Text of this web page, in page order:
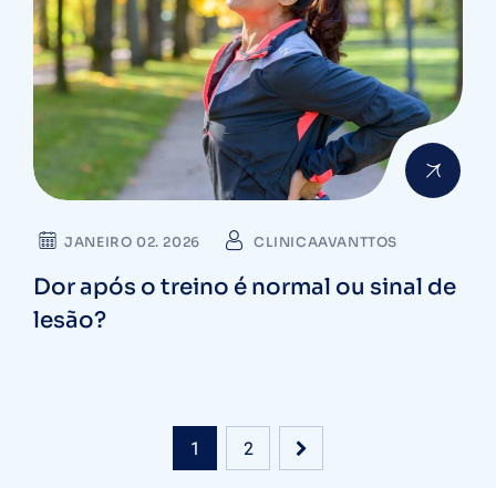
JANEIRO 02. 2026 CLINICAAVANTTOS
Dor após o treino é normal ou sinal de
lesão?
1 2